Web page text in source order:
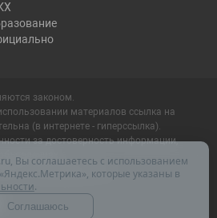
законом.
материалов ссылка на
(в интернете - гиперссылка).
за достоверность информации,
материалы 16+
Вы соглашаетесь с использованием
которые указаны в
.
Соглашаюсь